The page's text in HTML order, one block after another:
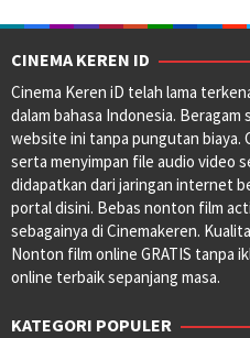
CINEMA KEREN ID
Cinema Keren iD telah lama
dalam bahasa Indonesia. Beragam
website ini tanpa pungutan biaya.
serta menyimpan file audio video
didapatkan dari jaringan internet
portal disini. Bebas nonton film
sebagainya di Cinemakeren.
Nonton film online GRATIS tanpa
online terbaik sepanjang masa.
KATEGORI POPULER